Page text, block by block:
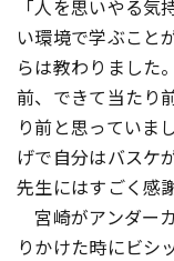
「人を思いやる
い環境で学ぶこと
らは教わりました
前、できて当たり
り前と思っていま
げで自分はバスケ
先生にはすごく感
宮崎がアンダー
りかけた時にビシ